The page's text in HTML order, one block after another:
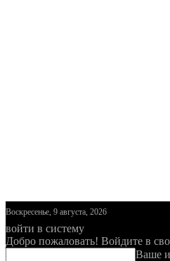
Воскресенье, 9 августа, 2026
войти в систему
Добро пожаловать! Войдите в
Ваше